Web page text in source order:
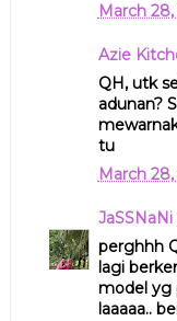
March 28,
Azie
QH, utk
adunan?
tu
March 28,
JaSSNaNi
perghhh
lagi
model yg
laaaaa..